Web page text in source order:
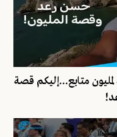
متابع...إليكم قصة